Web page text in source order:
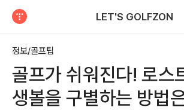
LET'S GOLFZON
정보/골프팁
골프가 쉬워진다! 로스
생볼을 구별하는 방법